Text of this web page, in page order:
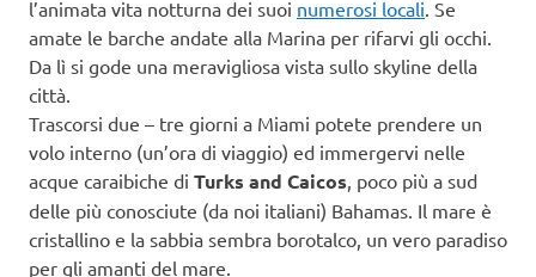
l’animata vita notturna dei suoi numerosi locali. Se
amate le barche andate alla Marina per rifarvi gli occhi.
Da lì si gode una meravigliosa vista sullo skyline della
città.
Trascorsi due – tre giorni a Miami potete prendere un
volo interno (un’ora di viaggio) ed immergervi nelle
acque caraibiche di Turks and Caicos, poco più a sud
delle più conosciute (da noi italiani) Bahamas. Il mare è
cristallino e la sabbia sembra borotalco, un vero paradiso
per gli amanti del mare.